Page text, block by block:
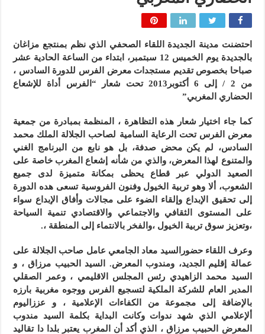
احتضنت مدينة الجديدة اللقاء الصحفي الذي نظم بمنتجع مزاغان
بالجديدة يوم الخميس 12 سبتمبر، ابتداء من الساعة الحادية عشر
صباحا بخصوص تقديم مستجدات معرض الفرس للدورة السادس ،
من 2 / إلى 6 أكتوبر2013 تحت شعار
“الفرس أداة للإشعاع
الحضاري المغربي”
كما جاء اختيار شعار هذه التظاهرة ، المنظمة بمبادرة من جمعية
معرض الفرس تحت الرعاية السامية لصاحب الجلالة الملك محمد
السادس، لم يكن محض صدفة، بل هو نابع من البرنامج الغني
والمتنوع لهذا المعرض، والذي من شأنه إشعاع المغرب خاصة على
الصعيد الدولي عبر قطاع يحظى بمكانة متميزة لدى جميع
الشعوب، ألا وهو تربية الخيول وفنون الفروسية تسعى هده الدورة
إلى تحقيق الإبداع وإلقاء الضوء على مجالات وأفاق الإبداع سواء
على المستوى الثقافي والاجتماعي والاقتصادي تنمية السياحة
،وتعزيز سوق تربية الخيول ،والفخر بالانتماء إلى المنطقة ،.
وعرف اللقاء حضورالسيد معاد الجامعي عامل صاحب الجلالة على
عمالة إقليم الجديد، ومندوب المعرض. السيد الحبيب مرزاق ، و
السيد محمد الزاهيدي رئس المجلس الاقليمي ، وعمر الصقلي
المدير العام للشركة الملكية لتسجيع الفرس ووجوه مغربية بارزه
بالإضافة إلى مجموعة من الكفاءات الإعلامية ، و عززاليوم
ألإعلامي الذي شهد ندوات وكانت البداية بكلمة السيد مندوب
المعرض الحبيب مرزاق ، الذي أكد أن المغرب يعتبر بلدا دا تقاليد